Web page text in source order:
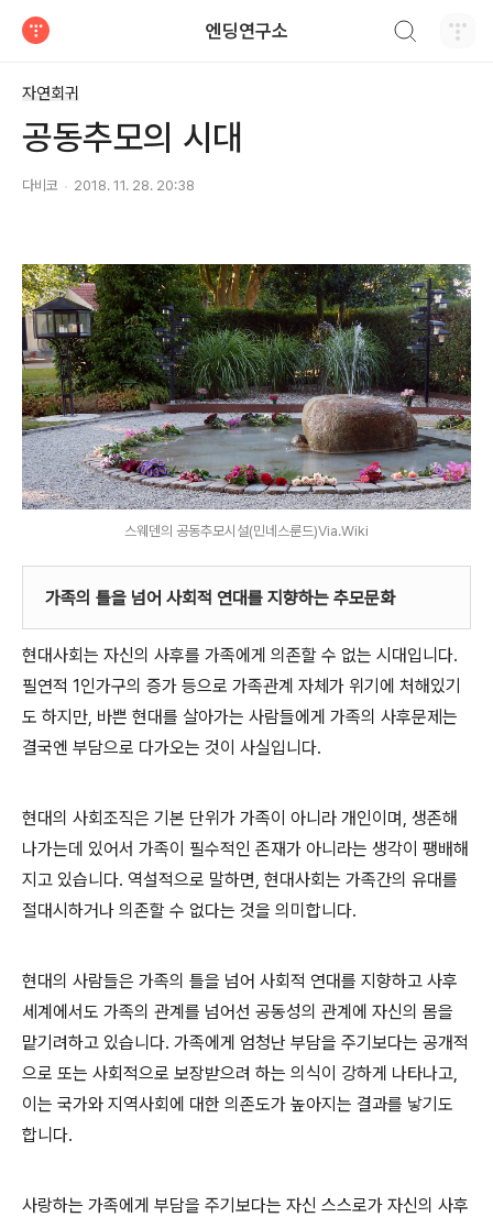
엔딩연구소
자연회귀
공동추모의 시대
다비코 2018. 11. 28. 20:38
스웨덴의 공동추모시설(민네스룬드)Via.Wiki
가족의 틀을 넘어 사회적 연대를 지향하는 추모문화
현대사회는 자신의 사후를 가족에게 의존할 수 없는 시대입니다.
필연적 1인가구의 증가 등으로 가족관계 자체가 위기에 처해있기
도 하지만, 바쁜 현대를 살아가는 사람들에게 가족의 사후문제는
결국엔 부담으로 다가오는 것이 사실입니다.
현대의 사회조직은 기본 단위가 가족이 아니라 개인이며, 생존해
나가는데 있어서 가족이 필수적인 존재가 아니라는 생각이 팽배해
지고 있습니다. 역설적으로 말하면, 현대사회는 가족간의 유대를
절대시하거나 의존할 수 없다는 것을 의미합니다.
현대의 사람들은 가족의 틀을 넘어 사회적 연대를 지향하고 사후
세계에서도 가족의 관계를 넘어선 공동성의 관계에 자신의 몸을
맡기려하고 있습니다. 가족에게 엄청난 부담을 주기보다는 공개적
으로 또는 사회적으로 보장받으려 하는 의식이 강하게 나타나고,
이는 국가와 지역사회에 대한 의존도가 높아지는 결과를 낳기도
합니다.
사랑하는 가족에게 부담을 주기보다는 자신 스스로가 자신의 사후